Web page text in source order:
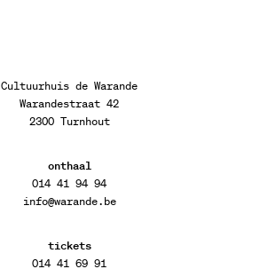
Cultuurhuis de Warande
Warandestraat 42
2300 Turnhout
onthaal
014 41 94 94
info@warande.be
tickets
014 41 69 91